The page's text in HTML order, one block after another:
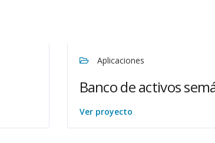
Aplicaciones
Banco de activos
Ver proyecto